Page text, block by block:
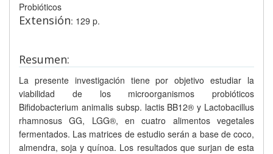
Probióticos
Extensión: 129 p.
Resumen:
La presente investigación tiene por objetivo estudiar la
viabilidad de los microorganismos probióticos
Bifidobacterium animalis subsp. lactis BB12® y Lactobacillus
rhamnosus GG, LGG®, en cuatro alimentos vegetales
fermentados. Las matrices de estudio serán a base de coco,
almendra, soja y quínoa. Los resultados que surjan de esta